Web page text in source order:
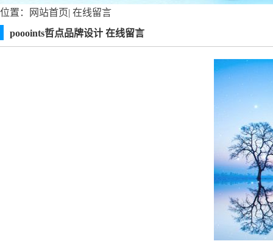
位置： 网站首页| 在线留言
poooints哲点品牌设计 在线留言